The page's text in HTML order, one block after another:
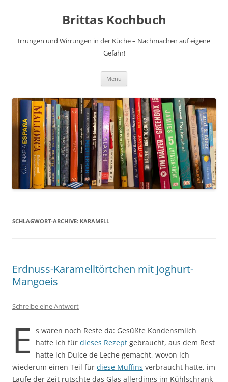
Brittas Kochbuch
Irrungen und Wirrungen in der Küche – Nachmachen auf eigene
Gefahr!
Menü
SCHLAGWORT-ARCHIVE: KARAMELL
Erdnuss-Karamelltörtchen mit Joghurt-
Mangoeis
Schreibe eine Antwort
E s waren noch Reste da: Gesüßte Kondensmilch
hatte ich für dieses Rezept gebraucht, aus dem Rest
hatte ich Dulce de Leche gemacht, wovon ich
wiederum einen Teil für diese Muffins verbraucht hatte, im
Laufe der Zeit rutschte das Glas allerdings im Kühlschrank